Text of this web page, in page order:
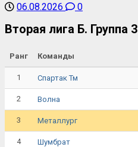
06.08.2026 0
Вторая лига Б. Группа 3
Ранг Команды
1 Спартак Тм
2 Волна
3 Металлург
4 Шумбрат